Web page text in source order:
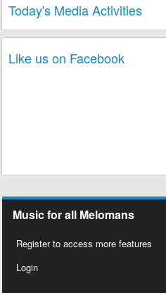
Today's Media Activities
Like us on Facebook
Music for all Melomans
Register to access more features
Login